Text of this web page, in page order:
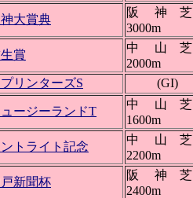
大賞典
阪 神 芝
3000m
賞
中 山 芝
2000m
リンターズS
(GI)
ージーランドT
中 山 芝
1600m
トライト記念
中 山 芝
2200m
新聞杯
阪 神 芝
2400m